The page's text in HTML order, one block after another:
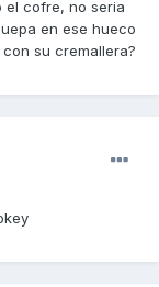
el cofre, no seria
en ese hueco
su cremallera?